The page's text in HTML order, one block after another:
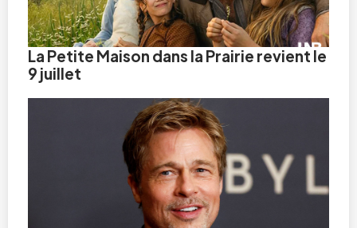
La Petite Maison dans la Prairie revient le
9 juillet